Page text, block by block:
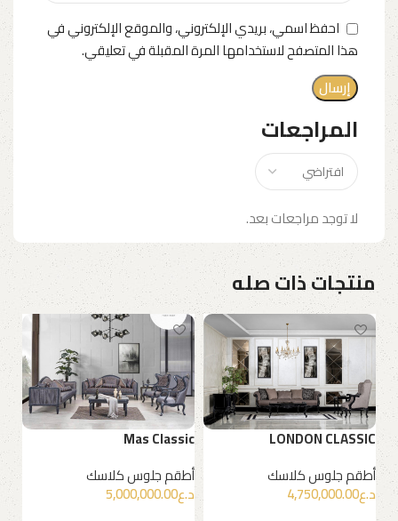
المراجعات
لا توجد مراجعات بعد.
احفظ اسمي، بريدي الإلكتروني، والموقع الإلكتروني في
هذا المتصفح لاستخدامها المرة المقبلة في تعليقي.
منتجات ذات صله
LONDON CLASSIC
أطقم جلوس كلاسك
د.ع4,750,000.00
Mas Classic
أطقم جلوس كلاسك
د.ع5,000,000.00